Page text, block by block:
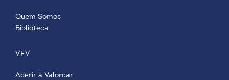
Quem Somos
Biblioteca
VFV
Aderir à Valorcar